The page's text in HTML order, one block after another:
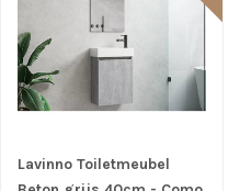
Lavinno Toiletmeubel